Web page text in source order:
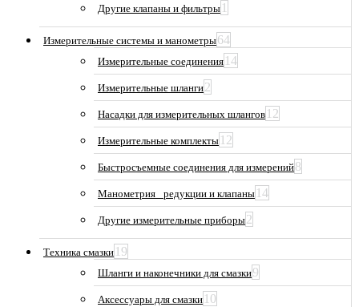
Другие клапаны и фильтры 1
Измерительные системы и манометры64
Измерительные соединения 14
Измерительные шланги2
Насадки для измерительных шлангов 12
Измерительные комплекты 12
Быстросъемные соединения для измерений8
Манометрия_ редукции и клапаны 14
Другие измерительные приборы2
Техника смазки 19
Шланги и наконечники для смазки9
Аксессуары для смазки 10